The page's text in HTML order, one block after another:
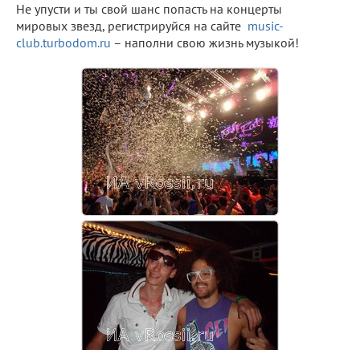
Не упусти и ты свой шанс попасть на концерты
мировых звезд, регистрируйся на сайте music-
club.turbodom.ru – наполни свою жизнь музыкой!